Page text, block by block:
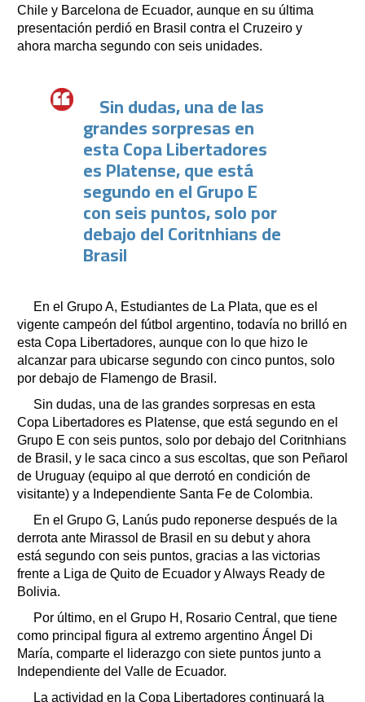
Chile y Barcelona de Ecuador, aunque en su última
presentación perdió en Brasil contra el Cruzeiro y
ahora marcha segundo con seis unidades.
Sin dudas, una de las
grandes sorpresas en
esta Copa Libertadores
es Platense, que está
segundo en el Grupo E
con seis puntos, solo por
debajo del Coritnhians de
Brasil
En el Grupo A, Estudiantes de La Plata, que es el
vigente campeón del fútbol argentino, todavía no brilló en
esta Copa Libertadores, aunque con lo que hizo le
alcanzar para ubicarse segundo con cinco puntos, solo
por debajo de Flamengo de Brasil.
Sin dudas, una de las grandes sorpresas en esta
Copa Libertadores es Platense, que está segundo en el
Grupo E con seis puntos, solo por debajo del Coritnhians
de Brasil, y le saca cinco a sus escoltas, que son Peñarol
de Uruguay (equipo al que derrotó en condición de
visitante) y a Independiente Santa Fe de Colombia.
En el Grupo G, Lanús pudo reponerse después de la
derrota ante Mirassol de Brasil en su debut y ahora
está segundo con seis puntos, gracias a las victorias
frente a Liga de Quito de Ecuador y Always Ready de
Bolivia.
Por último, en el Grupo H, Rosario Central, que tiene
como principal figura al extremo argentino Ángel Di
María, comparte el liderazgo con siete puntos junto a
Independiente del Valle de Ecuador.
La actividad en la Copa Libertadores continuará la